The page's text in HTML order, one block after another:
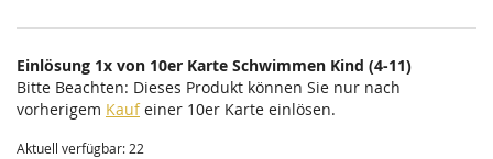
Einlösung 1x von 10er Karte Schwimmen Kind (4-11)
Bitte Beachten: Dieses Produkt können Sie nur nach
vorherigem Kaufeiner 10er Karte einlösen.
Aktuell verfügbar: 22